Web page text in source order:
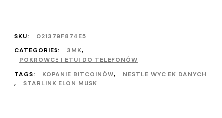
SKU:
021379F874E5
CATEGORIES:
3MK,
POKROWCE I ETUI DO TELEFONÓW
TAGS:
KOPANIE BITCOINÓW,
NESTLE WYCIEK DANYCH
,
STARLINK ELON MUSK